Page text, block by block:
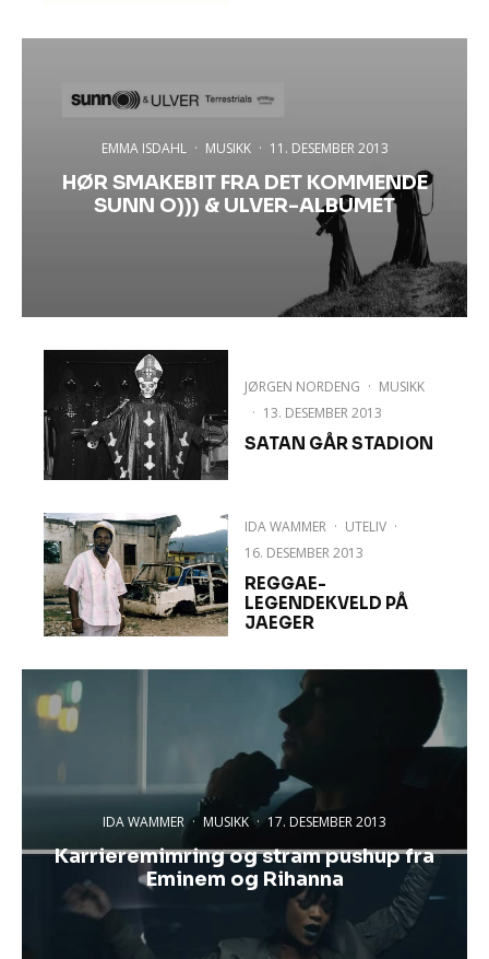
EMMA ISDAHL · MUSIKK · 11. DESEMBER 2013
HØR SMAKEBIT FRA DET KOMMENDE
SUNN O))) & ULVER-ALBUMET
JØRGEN NORDENG · MUSIKK
· 13. DESEMBER 2013
SATAN GÅR STADION
IDA WAMMER · UTELIV ·
16. DESEMBER 2013
REGGAE-
LEGENDEKVELD PÅ
JAEGER
IDA WAMMER · MUSIKK · 17. DESEMBER 2013
Karrieremimring og stram pushup fra
Eminem og Rihanna